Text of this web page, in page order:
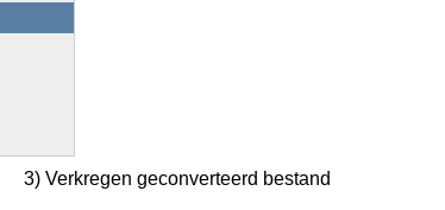
3) Verkregen geconverteerd bestand